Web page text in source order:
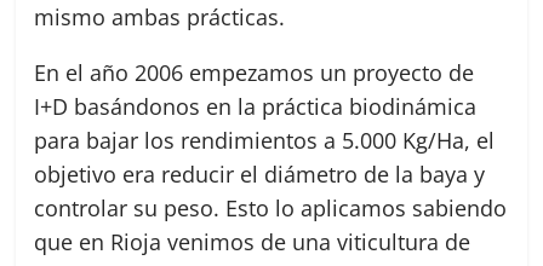
mismo ambas prácticas.
En el año 2006 empezamos un proyecto de
I+D basándonos en la práctica biodinámica
para bajar los rendimientos a 5.000 Kg/Ha, el
objetivo era reducir el diámetro de la baya y
controlar su peso. Esto lo aplicamos sabiendo
que en Rioja venimos de una viticultura de